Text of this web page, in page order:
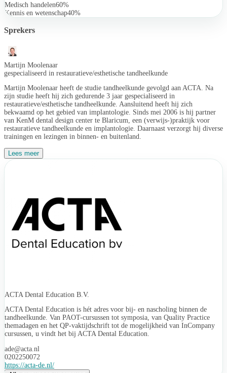
Medisch handelen60%
Kennis en wetenschap40%
Sprekers
Martijn Moolenaar
gespecialiseerd in restauratieve/esthetische tandheelkunde
Martijn Moolenaar heeft de studie tandheelkunde gevolgd aan ACTA. Na
zijn studie heeft hij zich gedurende 3 jaar gespecialiseerd in
restauratieve/esthetische tandheelkunde. Aansluitend heeft hij zich
bekwaamd op het gebied van implantologie. Sinds mei 2006 is hij partner
van KenM dental design center te Blaricum, een (verwijs-)praktijk voor
restauratieve tandheelkunde en implantologie. Daarnaast verzorgt hij diverse
trainingen en lezingen in binnen- en buitenland.
Lees meer
ACTA Dental Education B.V.
ACTA Dental Education is hét adres voor bij- en nascholing binnen de
tandheelkunde. Van PAOT-cursussen tot symposia, van Quality Practice
themadagen en het QP-vaktijdschrift tot de mogelijkheid van InCompany
cursussen, u vindt het bij ACTA Dental Education.
ade@acta.nl
0202250072
https://acta-de.nl/